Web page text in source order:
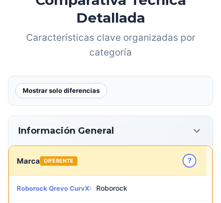
Detallada
Características clave organizadas por
categoría
Mostrar solo diferencias
Información General
Marca DIFERENTE ?
Roborock Qrevo CurvX: Roborock